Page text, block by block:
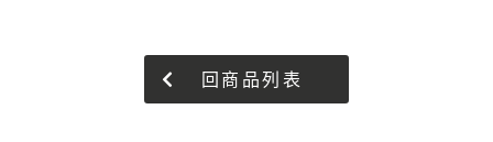
回商品列表